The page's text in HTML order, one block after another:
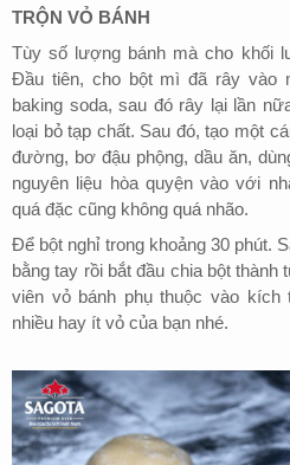
TRỘN VỎ BÁNH
Tùy số lượng bánh mà cho khối
Đầu tiên, cho bột mì đã rây vào
baking soda, sau đó rây lại lần
loại bỏ tạp chất. Sau đó, tạo một
đường, bơ đậu phộng, dầu ăn,
nguyên liệu hòa quyện vào với
quá đặc cũng không quá nhão.
Để bột nghỉ trong khoảng 30 phút.
bằng tay rồi bắt đầu chia bột
viên vỏ bánh phụ thuộc vào
nhiều hay ít vỏ của bạn nhé.